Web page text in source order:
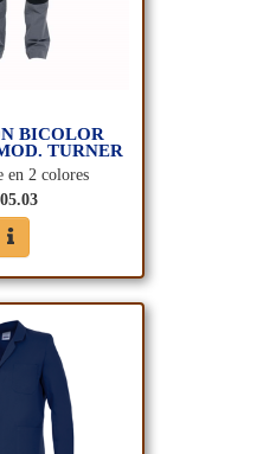
BICOLOR
TURNER
en 2 colores